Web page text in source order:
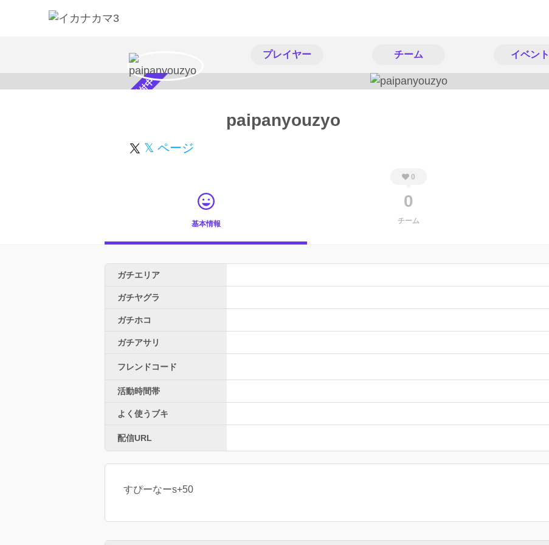
プレイヤー チーム イベント
スカウト受付中 paipanyouzyo
𝕏 ページ
基本情報
0
0
チーム
ガチエリア
ガチヤグラ
ガチホコ
ガチアサリ
フレンドコード
活動時間帯
よく使うブキ
配信URL
すぴーなーs+50